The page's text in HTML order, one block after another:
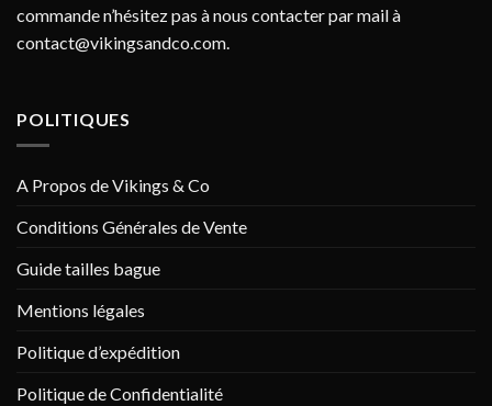
commande n’hésitez pas à nous contacter par mail à
contact@vikingsandco.com.
POLITIQUES
A Propos de Vikings & Co
Conditions Générales de Vente
Guide tailles bague
Mentions légales
Politique d’expédition
Politique de Confidentialité